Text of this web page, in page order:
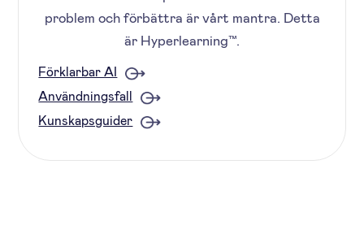
problem och förbättra är vårt mantra. Detta
är Hyperlearning™.
Förklarbar AI
Användningsfall
Kunskapsguider